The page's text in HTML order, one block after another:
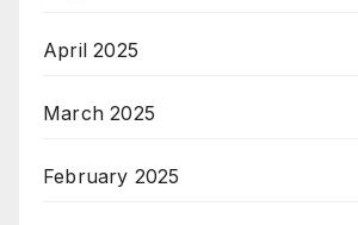
April 2025
March 2025
February 2025